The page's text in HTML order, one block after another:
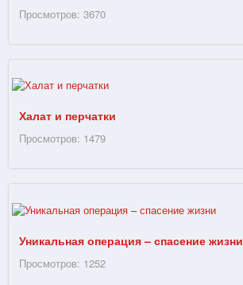
Просмотров: 3670
Халат и перчатки
Просмотров: 1479
Уникальная операция – спасение жизни
Просмотров: 1252